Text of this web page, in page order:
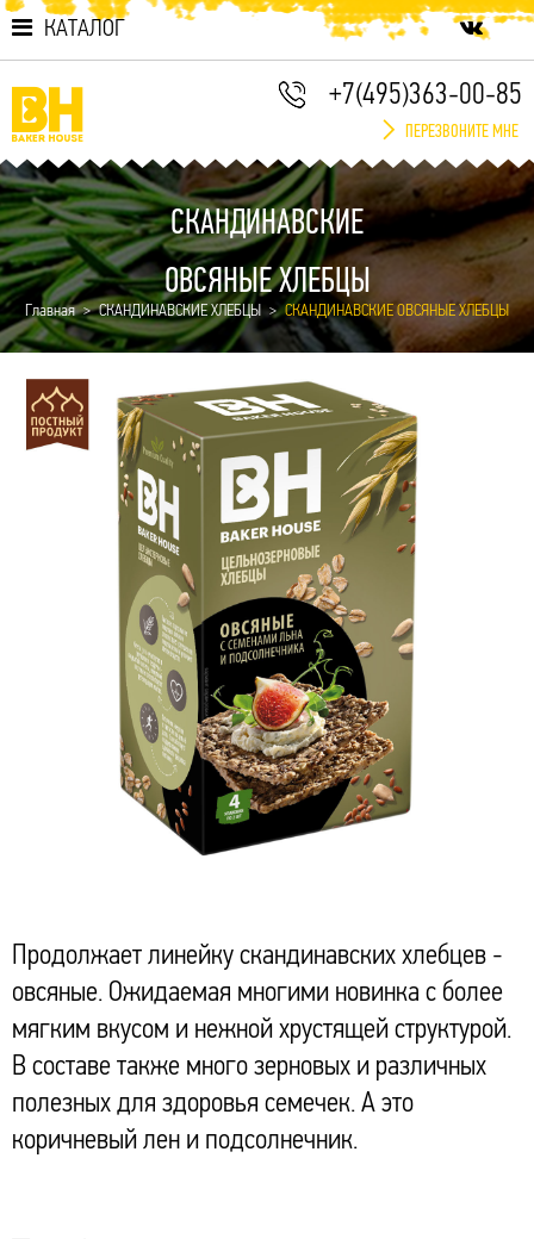
КАТАЛОГ
+7(495)363-00-85
ПЕРЕЗВОНИТЕ МНЕ
СКАНДИНАВСКИЕ
ОВСЯНЫЕ ХЛЕБЦЫ
Главная СКАНДИНАВСКИЕ ХЛЕБЦЫ СКАНДИНАВСКИЕ ОВСЯНЫЕ ХЛЕБЦЫ
Продолжает линейку скандинавских хлебцев -
овсяные. Ожидаемая многими новинка с более
мягким вкусом и нежной хрустящей структурой.
В составе также много зерновых и различных
полезных для здоровья семечек. А это
коричневый лен и подсолнечник.